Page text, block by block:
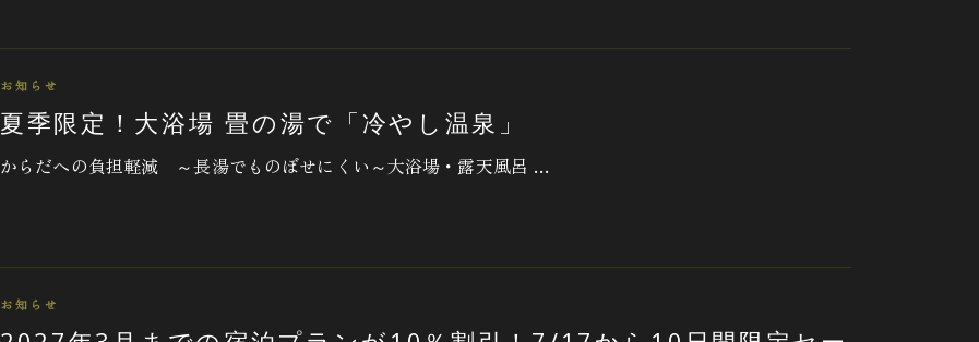
お知らせ
夏季限定！大浴場 畳の湯で「冷やし温泉」
からだへの負担軽減 ～長湯でものぼせにくい～大浴場・露天風呂 …
お知らせ